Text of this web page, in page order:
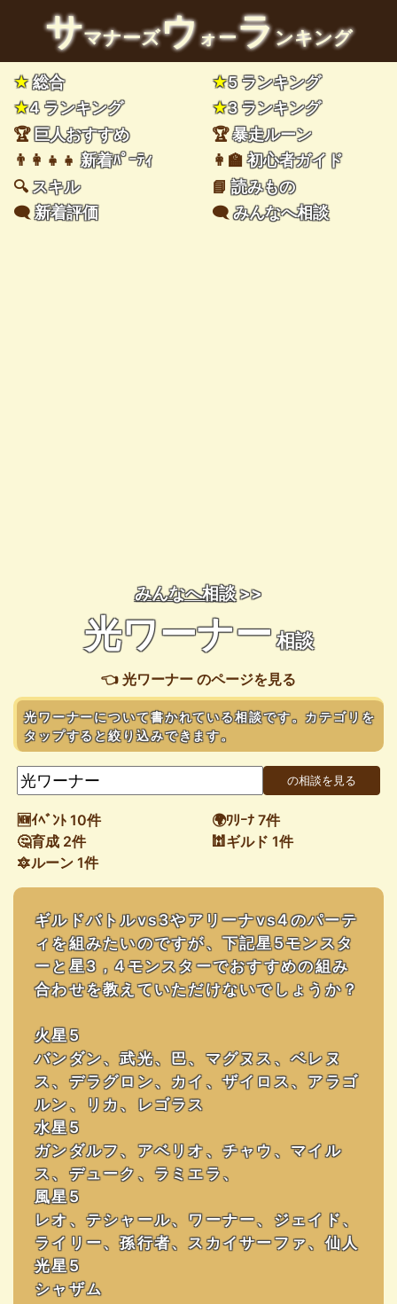
サマナーズウォーランキング
★総合 ★5 ランキング
★4 ランキング ★3 ランキング
🏆巨人おすすめ 🏆暴走ルーン
👨‍👩‍👧‍👧新着ﾊﾟｰﾃｨ 👩‍🏫初心者ガイド
🔍スキル 📘読みもの
🗨️新着評価 🗨️みんなへ相談
みんなへ相談>>
光ワーナー相談
👈 光ワーナー のページを見る
光ワーナーについて書かれている相談です。カテゴリを
タップすると絞り込みできます。
🆕ｲﾍﾞﾝﾄ 10件
🌍ﾜﾘｰﾅ 7件
🤔育成 2件
🕍ギルド 1件
🔯ルーン 1件
ギルドバトルvs3やアリーナvs4のパーテ
ィを組みたいのですが、下記星5モンスタ
ーと星3，4モンスターでおすすめの組み
合わせを教えていただけないでしょうか？
火星5
バンダン、武光、巴、マグヌス、ベレヌ
ス、デラグロン、カイ、ザイロス、アラゴ
ルン、リカ、レゴラス
水星5
ガンダルフ、アベリオ、チャウ、マイル
ス、デューク、ラミエラ、
風星5
レオ、テシャール、ワーナー、ジェイド、
ライリー、孫行者、スカイサーファ、仙人
光星5
シャザム